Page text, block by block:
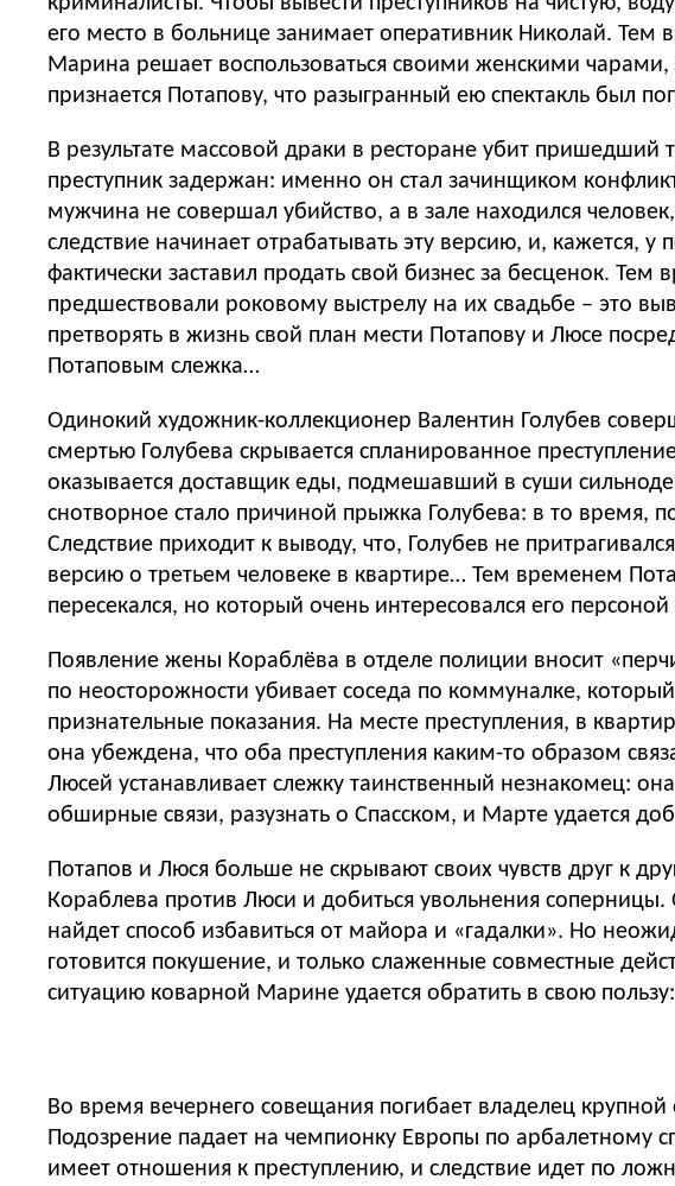
его место в больнице занимает оперативник Николай.
Марина решает воспользоваться своими женскими
признается Потапову, что разыгранный ею спектакль был
В результате массовой драки в ресторане убит
преступник задержан: именно он стал зачинщиком
мужчина не совершал убийство, а в зале находился
следствие начинает отрабатывать эту версию, и, кажется,
фактически заставил продать свой бизнес за бесценок.
предшествовали роковому выстрелу на их свадьбе – это
претворять в жизнь свой план мести Потапову и Люсе
Потаповым слежка…
Одинокий художник-коллекционер Валентин Голубев
смертью Голубева скрывается спланированное
оказывается доставщик еды, подмешавший в суши
снотворное стало причиной прыжка Голубева: в то время,
Следствие приходит к выводу, что, Голубев не
версию о третьем человеке в квартире… Тем временем
пересекался, но который очень интересовался его
Появление жены Кораблёва в отделе полиции вносит
по неосторожности убивает соседа по коммуналке,
признательные показания. На месте преступления, в
она убеждена, что оба преступления каким-то образом
Люсей устанавливает слежку таинственный незнакомец:
обширные связи, разузнать о Спасском, и Марте удается
Потапов и Люся больше не скрывают своих чувств друг к
Кораблева против Люси и добиться увольнения
найдет способ избавиться от майора и «гадалки». Но
готовится покушение, и только слаженные совместные
ситуацию коварной Марине удается обратить в свою
Во время вечернего совещания погибает владелец
Подозрение падает на чемпионку Европы по арбалетному
имеет отношения к преступлению, и следствие идет по